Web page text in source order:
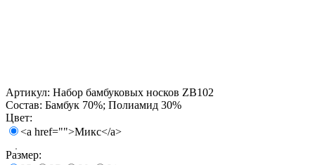
Артикул: Набор бамбуковых носков ZB102
Состав: Бамбук 70%; Полиамид 30%
Цвет:
<a href="">Микс</a>
Размер: